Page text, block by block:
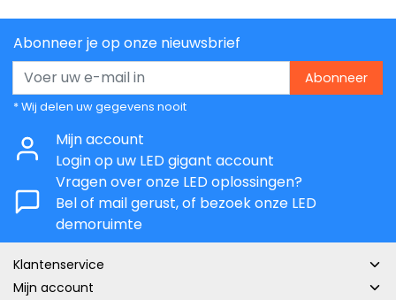
Abonneer je op onze nieuwsbrief
Abonneer
* Wij delen uw gegevens nooit
Mijn account
Login op uw LED gigant account
Vragen over onze LED oplossingen?
Bel of mail gerust, of bezoek onze LED
demoruimte
Klantenservice
Mijn account